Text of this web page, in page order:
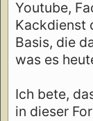
Youtube,
Kackdienst
Basis, die
was es
Ich bete,
in dieser